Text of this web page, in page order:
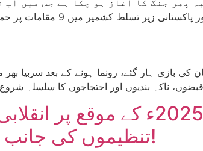
راولاکوٹ ”آزاد“کشمیر: یوم مئی
تنظیموں کی جانب سے احتجاجی ریلی کا انعقاد!